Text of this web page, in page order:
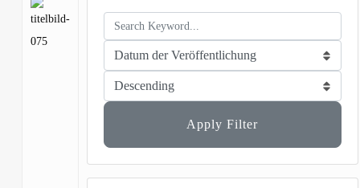
Apply Filter